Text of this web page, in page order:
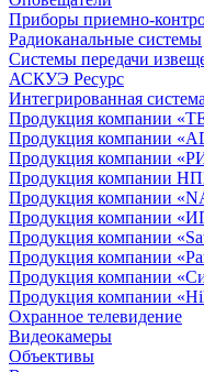
Приборы приемно-
Радиоканальные системы
Системы передачи
АСКУЭ Ресурс
Интегрированная
Продукция компании
Продукция компании
Продукция компании
Продукция компании
Продукция компании
Продукция компании
Продукция компании
Продукция компании
Продукция компании
Продукция компании
Охранное телевидение
Видеокамеры
Объективы